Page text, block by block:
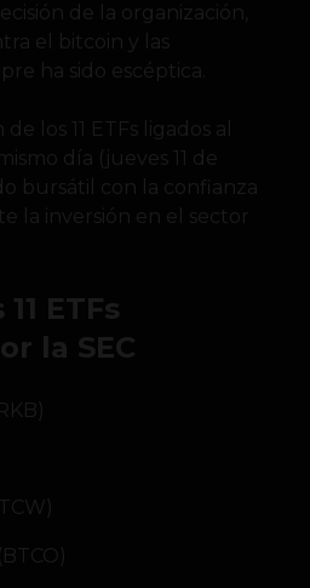
de la organización,
el bitcoin y las
ha sido escéptica.
los 11 ETFs ligados al
día (jueves 11 de
bursátil con la confianza
la inversión en el sector
ETFs
la SEC